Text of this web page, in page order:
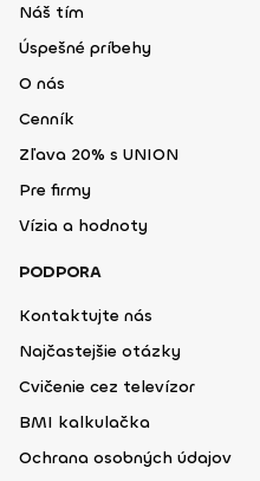
Náš tím
Úspešné príbehy
O nás
Cenník
Zľava 20% s UNION
Pre firmy
Vízia a hodnoty
PODPORA
Kontaktujte nás
Najčastejšie otázky
Cvičenie cez televízor
BMI kalkulačka
Ochrana osobných údajov